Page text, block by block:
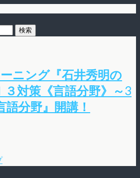
ニング『石井秀明の
３対策《言語分野》～3
分野』開講！